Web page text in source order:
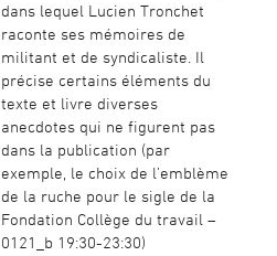
dans lequel Lucien Tronchet
raconte ses mémoires de
militant et de syndicaliste. Il
précise certains éléments du
texte et livre diverses
anecdotes qui ne figurent pas
dans la publication (par
exemple, le choix de l’emblème
de la ruche pour le sigle de la
Fondation Collège du travail –
0121_b 19:30-23:30)